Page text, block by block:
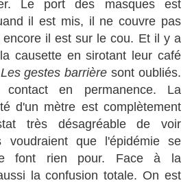
Le port des masques est
il est mis, il ne couvre pas
il est sur le cou. Et il y a
causette en sirotant leur café
Les gestes barrière sont oubliés.
en permanence. La
d'un mètre est complètement
très désagréable de voir
voudraient que l'épidémie se
font rien pour. Face à la
la confusion totale. On est